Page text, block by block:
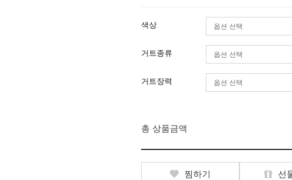
색상
거트종류
거트장력
총 상품금액
찜하기 선